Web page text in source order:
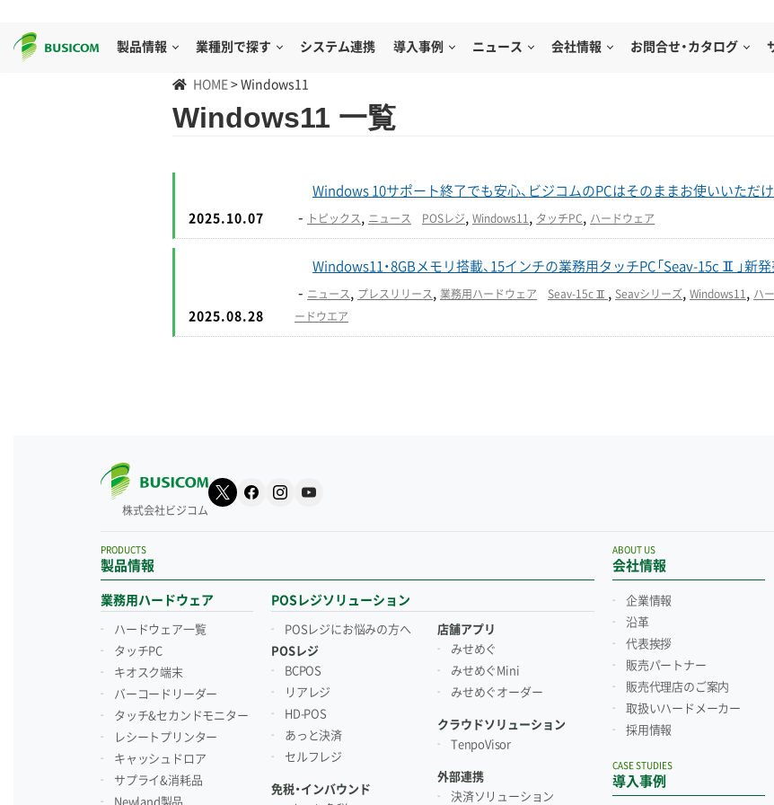
製品情報 業種別で探す システム連携 導入事例 ニュース 会社情報 お問合せ・カタログ
HOME > Windows11
Windows11 一覧
2025.10.07
Windows 10サポート終了でも安心、ビジコムのPCはそのままお使いいただ
- トピックス ニュース POSレジ Windows11 タッチPC ハードウェア
2025.08.28
Windows11・8GBメモリ搭載、15インチの業務用タッチPC「Seav-15cⅡ」新発
- ニュース プレスリリース 業務用ハードウェア Seav-15cⅡ Seavシリーズ Windows11 ハ
ードウエア
株式会社ビジコム
製品情報
PRODUCTS
業務用ハードウェア
ハードウェア一覧
タッチPC
キオスク端末
バーコードリーダー
タッチ&セカンドモニター
レシートプリンター
キャッシュドロア
サプライ&消耗品
Newland製品
POSレジソリューション
POSレジにお悩みの方へ
POSレジ
BCPOS
リアレジ
HD-POS
あっと決済
セルフレジ
免税・インバウンド
店舗アプリ
みせめぐ
みせめぐMini
みせめぐオーダー
クラウドソリューション
TenpoVisor
外部連携
決済ソリューション
会社情報
ABOUT US
企業情報
沿革
代表挨拶
販売パートナー
販売代理店のご案内
取扱いハードメーカー
採用情報
導入事例
CASE STUDIES